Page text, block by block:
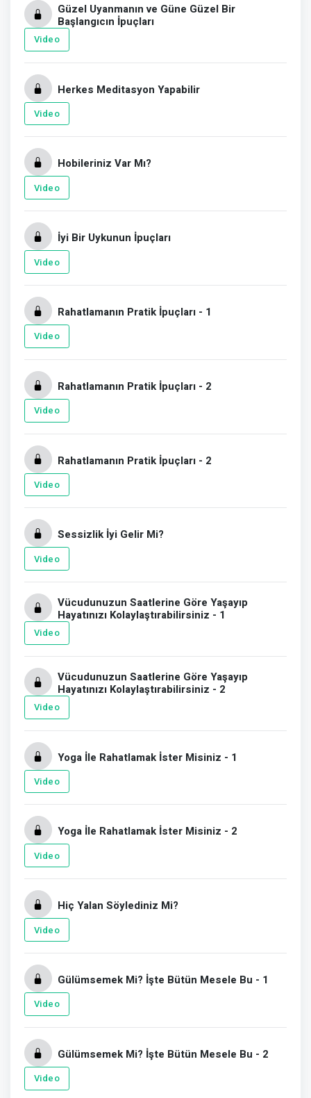
Güzel Uyanmanın ve Güne Güzel Bir
Başlangıcın İpuçları
Video
Herkes Meditasyon Yapabilir
Video
Hobileriniz Var Mı?
Video
İyi Bir Uykunun İpuçları
Video
Rahatlamanın Pratik İpuçları - 1
Video
Rahatlamanın Pratik İpuçları - 2
Video
Rahatlamanın Pratik İpuçları - 2
Video
Sessizlik İyi Gelir Mi?
Video
Vücudunuzun Saatlerine Göre Yaşayıp
Hayatınızı Kolaylaştırabilirsiniz - 1
Video
Vücudunuzun Saatlerine Göre Yaşayıp
Hayatınızı Kolaylaştırabilirsiniz - 2
Video
Yoga İle Rahatlamak İster Misiniz - 1
Video
Yoga İle Rahatlamak İster Misiniz - 2
Video
Hiç Yalan Söylediniz Mi?
Video
Gülümsemek Mi? İşte Bütün Mesele Bu - 1
Video
Gülümsemek Mi? İşte Bütün Mesele Bu - 2
Video